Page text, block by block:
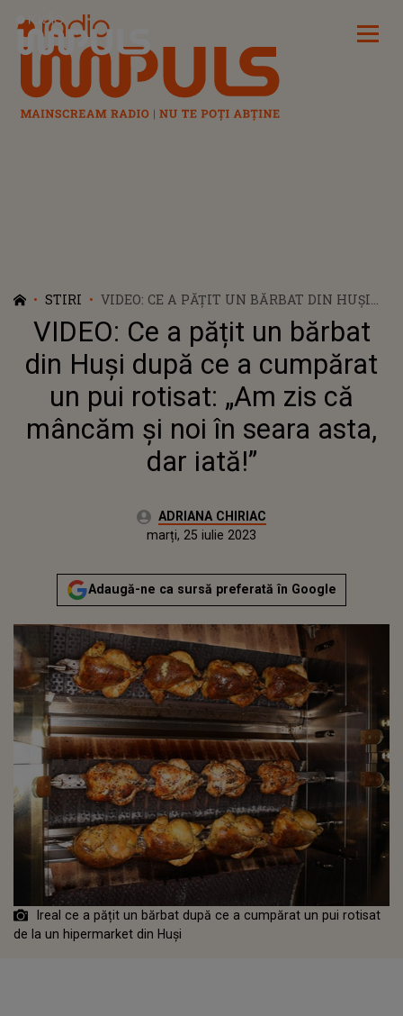
Radio Impuls
STIRI
VIDEO: CE A PĂȚIT UN BĂRBAT DIN HUȘI
DUPĂ CE A CUMPĂRAT UN PUI ROTISAT:
„AM ZIS CĂ MÂNCĂM ȘI NOI ÎN SEARA
ASTA, DAR IATĂ!”
VIDEO: Ce a pățit un bărbat
din Huși după ce a cumpărat
un pui rotisat: „Am zis că
mâncăm și noi în seara asta,
dar iată!”
Autor:ADRIANA CHIRIAC
Actualizat:
marți, 25 iulie 2023
Adaugă-ne ca sursă preferată în Google
Ireal ce a pățit un bărbat după ce a cumpărat un pui rotisat
de la un hipermarket din Huși